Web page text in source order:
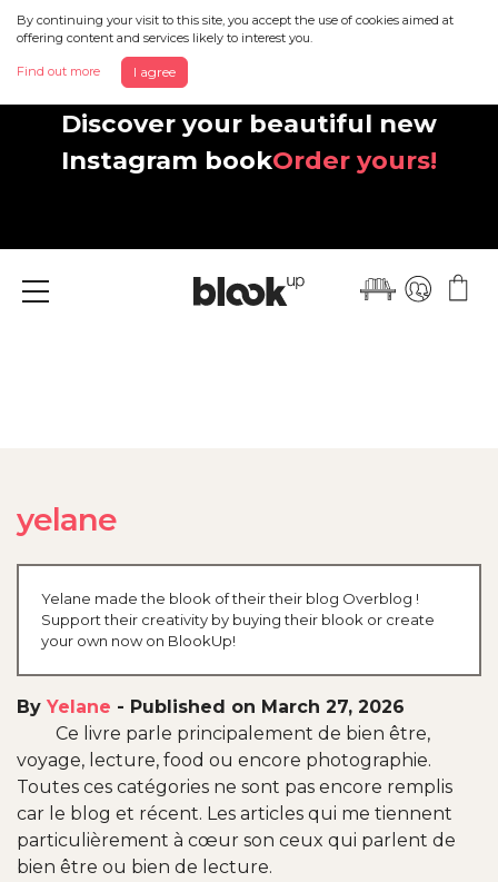
By continuing your visit to this site, you accept the use of cookies aimed at
offering content and services likely to interest you.
Find out more I agree
Discover your beautiful new
Instagram bookOrder yours!
Menu
yelane
Yelane made the blook of their their blog Overblog !
Support their creativity by buying their blook or create
your own now on BlookUp!
By Yelane - Published on March 27, 2026
Ce livre parle principalement de bien être,
voyage, lecture, food ou encore photographie.
Toutes ces catégories ne sont pas encore remplis
car le blog et récent. Les articles qui me tiennent
particulièrement à cœur son ceux qui parlent de
bien être ou bien de lecture.